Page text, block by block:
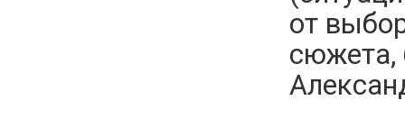
от
сюжета,